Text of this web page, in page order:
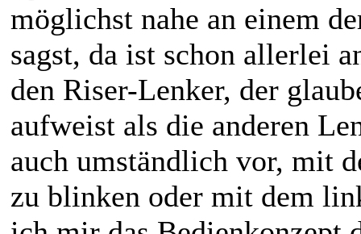
möglichst nahe an einem
sagst, da ist schon allerlei
den Riser-Lenker, der
aufweist als die anderen
auch umständlich vor, mit
zu blinken oder mit dem